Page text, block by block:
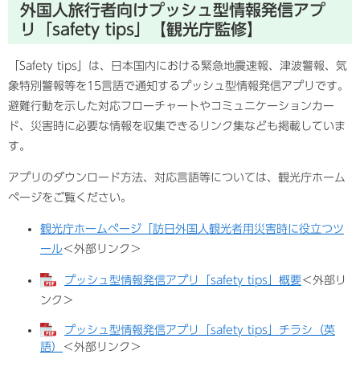
外国人旅行者向けプッシュ型情報発信アプ
リ「safety tips」【観光庁監修】
「Safety tips」は、日本国内における緊急地震速報、津波警報、気
象特別警報等を15言語で通知するプッシュ型情報発信アプリです。
避難行動を示した対応フローチャートやコミュニケーションカー
ド、災害時に必要な情報を収集できるリンク集なども掲載していま
す。
アプリのダウンロード方法、対応言語等については、観光庁ホーム
ページをご覧ください。
観光庁ホームページ「訪日外国人観光者用災害時に役立つツ
ール ＜外部リンク＞
プッシュ型情報発信アプリ「safety tips」概要＜外部リ
ンク＞
プッシュ型情報発信アプリ「safety tips」チラシ（英
語）
＜外部リンク＞